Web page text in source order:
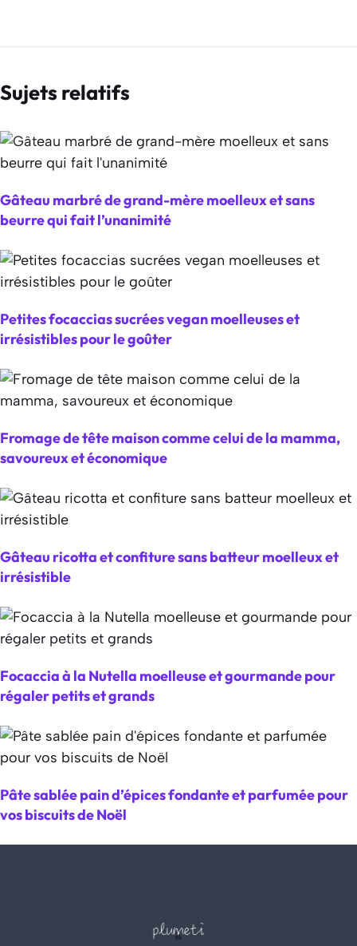
Sujets relatifs
Gâteau marbré de grand-mère moelleux et sans
beurre qui fait l’unanimité
Petites focaccias sucrées vegan moelleuses et
irrésistibles pour le goûter
Fromage de tête maison comme celui de la mamma,
savoureux et économique
Gâteau ricotta et confiture sans batteur moelleux et
irrésistible
Focaccia à la Nutella moelleuse et gourmande pour
régaler petits et grands
Pâte sablée pain d’épices fondante et parfumée pour
vos biscuits de Noël